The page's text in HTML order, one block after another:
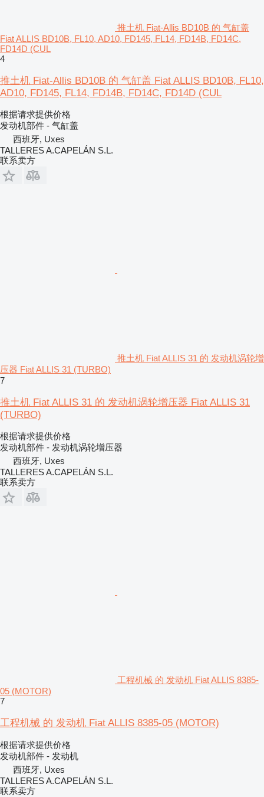
推土机 Fiat-Allis BD10B 的 气缸盖
Fiat ALLIS BD10B, FL10, AD10, FD145, FL14, FD14B, FD14C,
FD14D (CUL
4
推土机 Fiat-Allis BD10B 的 气缸盖 Fiat ALLIS BD10B, FL10,
AD10, FD145, FL14, FD14B, FD14C, FD14D (CUL
根据请求提供价格
发动机部件 - 气缸盖
西班牙, Uxes
TALLERES A.CAPELÁN S.L.
联系卖方
推土机 Fiat ALLIS 31 的 发动机涡轮增
压器 Fiat ALLIS 31 (TURBO)
7
推土机 Fiat ALLIS 31 的 发动机涡轮增压器 Fiat ALLIS 31
(TURBO)
根据请求提供价格
发动机部件 - 发动机涡轮增压器
西班牙, Uxes
TALLERES A.CAPELÁN S.L.
联系卖方
工程机械 的 发动机 Fiat ALLIS 8385-
05 (MOTOR)
7
工程机械 的 发动机 Fiat ALLIS 8385-05 (MOTOR)
根据请求提供价格
发动机部件 - 发动机
西班牙, Uxes
TALLERES A.CAPELÁN S.L.
联系卖方